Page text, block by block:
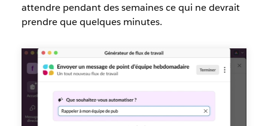
attendre pendant des semaines ce qui ne devrait
prendre que quelques minutes.